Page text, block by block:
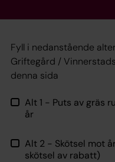
Fyll i nedanstående
Griftegård /
denna sida
Alt 1 - Puts av gräs
år
Alt 2 - Skötsel mot
skötsel av rabatt)